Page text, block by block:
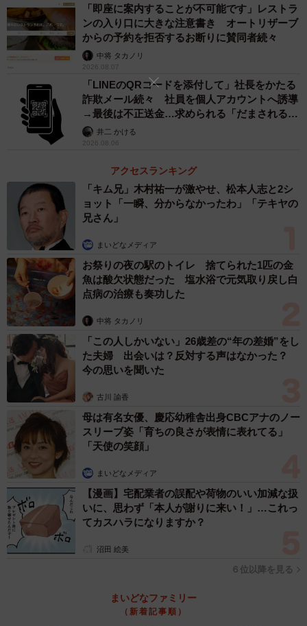
ー子どもに責任能力があると判断された場合にはどうなり
ますか
子どもに責任能力があると判断された場合には、子どもが
責任を果たさなければなりません。その場合は子どもに対
して損害賠償請求が可能です。親に対しては監督義務者の
責任を追求することもできますが、この場合は、訴える側
果関係があることを証明しなければなりません。したがっ
て、親の責任が問われないことが多いです。
一方で子どもに対しての損害賠償請求が認められた場合、
側の請求権がなくなるわけではありません。不法行為の時
効は3年ですが裁判上の請求や債務の承認などをおこなえ
ば、支払い能力が身につく年齢まで時効を中断することも
可能です。
慰謝料の金額は、個人なら10万円から50万円であることが
多いです。子どものしたことだからといって許される問題
ではないので、日ごろから子どもとネットの利用方法につ
いて話をしておくといいでしょう。
◆北村真一（きたむら・しんいち）弁護士 「きたべん」
の愛称で大阪府茨木市で知らない人がいないといわれる大
人気ローカル弁護士。猫探しからM&Aまで幅広く取り扱
う。
「即座に案内することが不可能です」レストラ
ンの入り口に大きな注意書き オートリザーブ
からの予約を拒否するお断りに賛同者続々
中将 タカノリ
2026.08.07
「LINEのQRコードを添付して」社長をかたる
詐欺メール続々 社員を個人アカウントへ誘導
→最後は不正送金…求められる「だまされる前
提」の対策
井二 かける
2026.08.06
アクセスランキング
「キム兄」木村祐一が激やせ、松本人志と2シ
ョット「一瞬、分からなかったわ」「テキヤの
兄さん」
まいどなメディア
お祭りの夜の駅のトイレ 捨てられた1匹の金
魚は酸欠状態だった 塩水浴で元気取り戻し白
点病の治療も奏功した
中将 タカノリ
「この人しかいない」26歳差の“年の差婚”をし
た夫婦 出会いは？反対する声はなかった？
今の思いを聞いた
古川 諭香
母は有名女優、慶応幼稚舎出身CBCアナのノー
スリーブ姿「育ちの良さが表情に表れてる」
「天使の笑顔」
まいどなメディア
【漫画】宅配業者の誤配や荷物のいい加減な扱
いに、思わず「本人が謝りに来い！」…これっ
てカスハラになりますか？
沼田 絵美
６位以降を見る
まいどなファミリー
（新着記事順）